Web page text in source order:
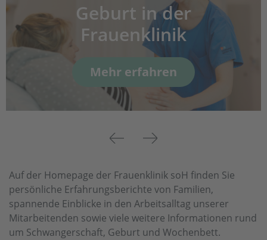
Previous
Geburt in der
Frauenklinik
Mehr erfahren
Next
Auf der Homepage der Frauenklinik soH finden Sie
persönliche Erfahrungsberichte von Familien,
spannende Einblicke in den Arbeitsalltag unserer
Mitarbeitenden sowie viele weitere Informationen rund
um Schwangerschaft, Geburt und Wochenbett.